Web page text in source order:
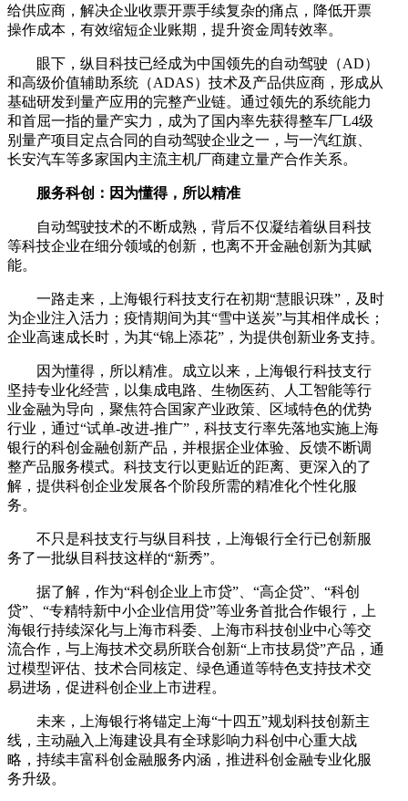
给供应商，解决企业收票开票手续复杂的痛点，降低开票
操作成本，有效缩短企业账期，提升资金周转效率。
眼下，纵目科技已经成为中国领先的自动驾驶（AD）
和高级价值辅助系统（ADAS）技术及产品供应商，形成从
基础研发到量产应用的完整产业链。通过领先的系统能力
和首屈一指的量产实力，成为了国内率先获得整车厂L4级
别量产项目定点合同的自动驾驶企业之一，与一汽红旗、
长安汽车等多家国内主流主机厂商建立量产合作关系。
服务科创：因为懂得，所以精准
自动驾驶技术的不断成熟，背后不仅凝结着纵目科技
等科技企业在细分领域的创新，也离不开金融创新为其赋
能。
一路走来，上海银行科技支行在初期“慧眼识珠”，及时
为企业注入活力；疫情期间为其“雪中送炭”与其相伴成长；
企业高速成长时，为其“锦上添花”，为提供创新业务支持。
因为懂得，所以精准。成立以来，上海银行科技支行
坚持专业化经营，以集成电路、生物医药、人工智能等行
业金融为导向，聚焦符合国家产业政策、区域特色的优势
行业，通过“试单-改进-推广”，科技支行率先落地实施上海
银行的科创金融创新产品，并根据企业体验、反馈不断调
整产品服务模式。科技支行以更贴近的距离、更深入的了
解，提供科创企业发展各个阶段所需的精准化个性化服
务。
不只是科技支行与纵目科技，上海银行全行已创新服
务了一批纵目科技这样的“新秀”。
据了解，作为“科创企业上市贷”、“高企贷”、“科创
贷”、“专精特新中小企业信用贷”等业务首批合作银行，上
海银行持续深化与上海市科委、上海市科技创业中心等交
流合作，与上海技术交易所联合创新“上市技易贷”产品，通
过模型评估、技术合同核定、绿色通道等特色支持技术交
易进场，促进科创企业上市进程。
未来，上海银行将锚定上海“十四五”规划科技创新主
线，主动融入上海建设具有全球影响力科创中心重大战
略，持续丰富科创金融服务内涵，推进科创金融专业化服
务升级。